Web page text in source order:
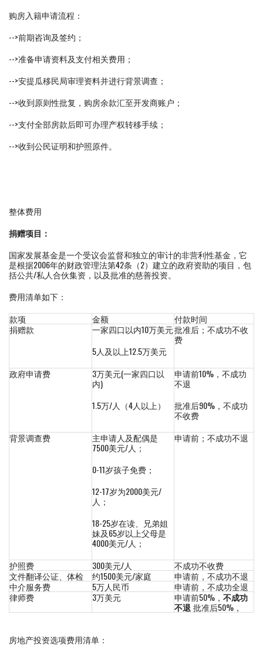
购房入籍申请流程：
-->前期咨询及签约；
-->准备申请资料及支付相关费用；
-->安提瓜移民局审理资料并进行背景调查；
-->收到原则性批复，购房余款汇至开发商账户；
-->支付全部房款后即可办理产权转移手续；
-->收到公民证明和护照原件。
整体费用
捐赠项目：
国家发展基金是一个受议会监督和独立的审计的非营利性基金，它
是根据2006年的财政管理法第42条（2）建立的政府资助的项目，包
括公共/私人合伙集资，以及批准的慈善投资。
费用清单如下：
款项
金额
付款时间
捐赠款
一家四口以内10万美元
5人及以上12.5万美元
批准后；不成功不收
费
政府申请费
3万美元(一家四口以
内)
1.5万/人（4人以上）
申请前10%，不成功
不退
批准后90%，不成功
不收费
背景调查费
主申请人及配偶是
7500美元/人；
0-11岁孩子免费；
12-17岁为2000美元/
人；
18-25岁在读、兄弟姐
妹及65岁以上父母是
4000美元/人；
申请前；不成功不退
护照费 300美元/人
不成功不收费
文件翻译公证、体检
约1500美元/家庭
申请前，不成功不退
中介服务费
5万人民币
申请前，不成功全退
律师费
3万美元 申请前50%， 不成功
不退 批准后50%，
房地产投资选项费用清单：